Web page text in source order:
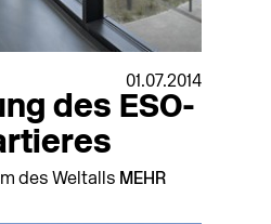
01.07.2014
des ESO-
des Weltalls MEHR